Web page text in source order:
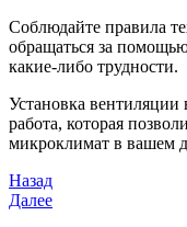
Соблюдайте правила
обращаться за
какие-либо трудности.
Установка вентиляции
работа, которая
микроклимат в вашем
Навигация
по
Предыдущая
запись
Назад
Следующая
Далее